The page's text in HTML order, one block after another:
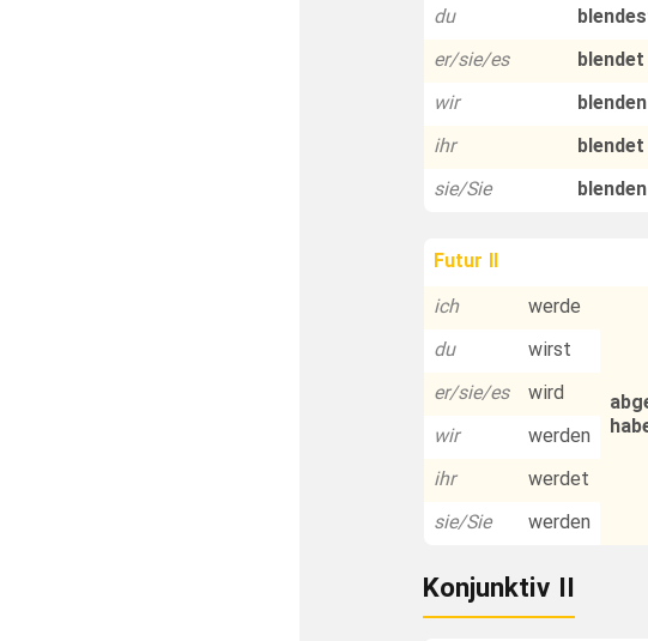
du
er/sie/es
wir
ihr
sie/Sie
Futur II
ich
werde
du
wirst
er/sie/es
wird
wir
werden
ihr
werdet
sie/Sie
werden
Konjunktiv II